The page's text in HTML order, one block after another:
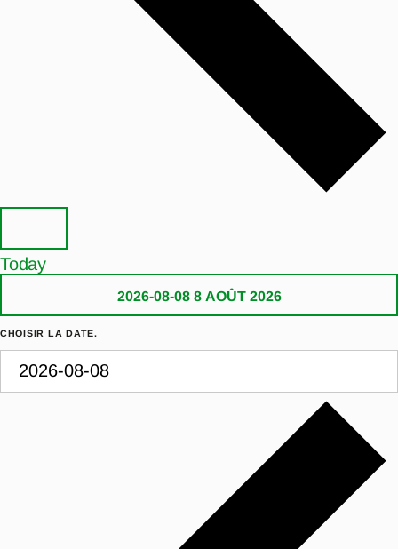
Today
2026-08-08 8 AOÛT 2026
CHOISIR LA DATE.